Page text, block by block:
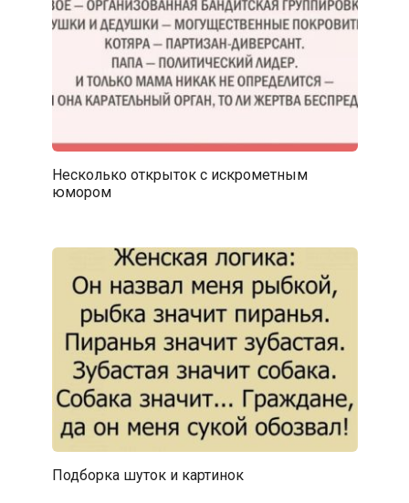
Несколько открыток с искрометным
юмором
Подборка шуток и картинок